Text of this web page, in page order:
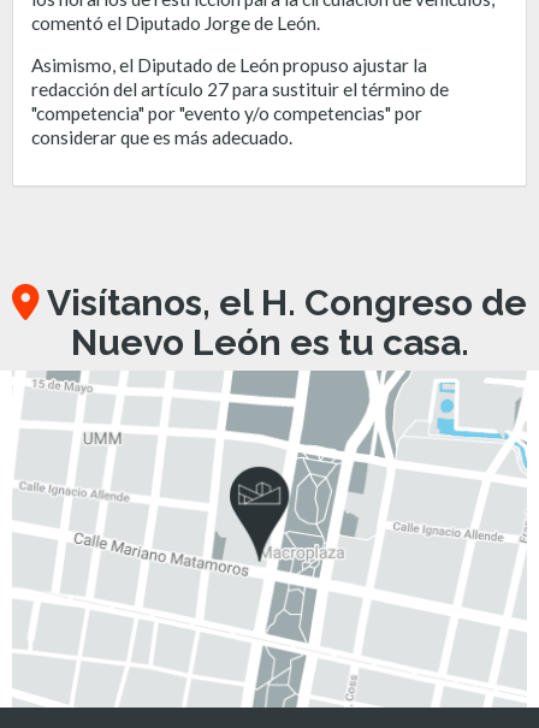
comentó el Diputado Jorge de León.
Asimismo, el Diputado de León propuso ajustar la
redacción del artículo 27 para sustituir el término de
"competencia" por "evento y/o competencias" por
considerar que es más adecuado.
Visítanos, el H. Congreso de
Nuevo León es tu casa.